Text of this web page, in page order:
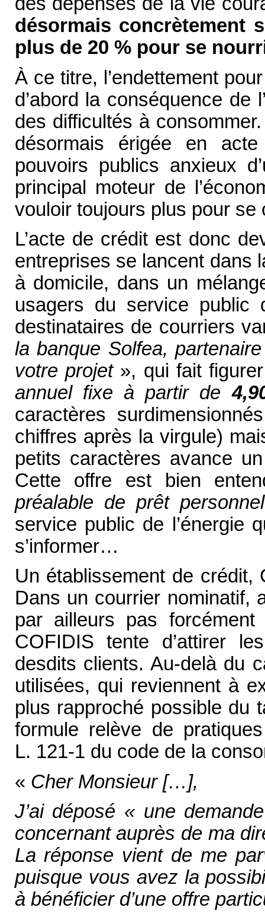
désormais concrètement
plus de 20 % pour se
À ce titre, l’endettement
d’abord la conséquence de
des difficultés à
désormais érigée en
pouvoirs publics anxieux
principal moteur de
vouloir toujours plus pour
L’acte de crédit est donc
entreprises se lancent dans
à domicile, dans un
usagers du service public
destinataires de courriers
la banque Solfea,
votre projet», qui fait
annuel fixe à partir de
caractères
chiffres après la virgule)
petits caractères avance
Cette offre est bien
préalable de prêt personnel
service public de l’énergie
s’informer…
Un établissement de crédit,
Dans un courrier nominatif,
par ailleurs pas forcément
COFIDIS tente d’attirer
desdits clients. Au-delà du
utilisées, qui reviennent à
plus rapproché possible du
formule relève de
L. 121-1 du code de la
« Cher Monsieur […],
J’ai déposé « une
concernant auprès de ma
La réponse vient de me
puisque vous avez la
à bénéficier d’une offre